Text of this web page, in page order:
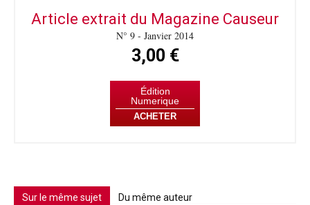
Article extrait du Magazine Causeur
N° 9 - Janvier 2014
3,00 €
Édition
Numerique
ACHETER
Sur le même sujet Du même auteur